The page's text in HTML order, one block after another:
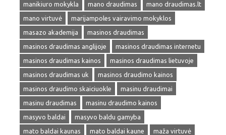
manikiuro mokykla
mano draudimas
mano draudimas.lt
mano virtuvė
marijampoles vairavimo mokyklos
masazo akademija
masinos draudimas
masinos draudimas anglijoje
masinos draudimas internetu
masinos draudimas kainos
masinos draudimas lietuvoje
masinos draudimas uk
masinos draudimo kainos
masinos draudimo skaiciuokle
masinu draudimai
masinu draudimas
masinu draudimo kainos
masyvo baldai
masyvo baldu gamyba
mato baldai kaunas
mato baldai kaune
maža virtuvė